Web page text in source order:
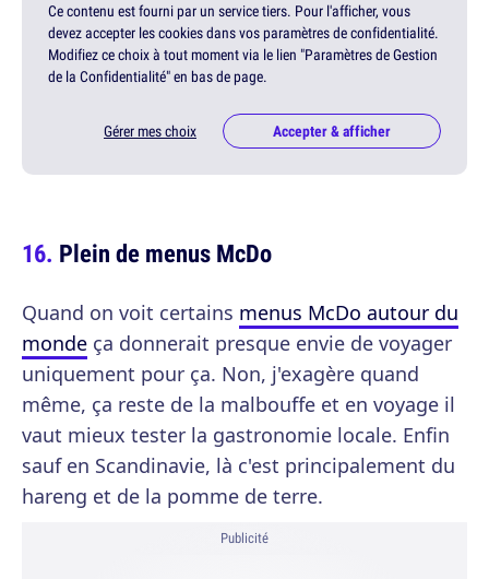
Ce contenu est fourni par un service tiers. Pour l'afficher, vous
devez accepter les cookies dans vos paramètres de confidentialité.
Modifiez ce choix à tout moment via le lien "Paramètres de Gestion
de la Confidentialité" en bas de page.
Gérer mes choix Accepter & afficher
Plein de menus McDo
Quand on voit certains menus McDo autour du
monde ça donnerait presque envie de voyager
uniquement pour ça. Non, j'exagère quand
même, ça reste de la malbouffe et en voyage il
vaut mieux tester la gastronomie locale. Enfin
sauf en Scandinavie, là c'est principalement du
hareng et de la pomme de terre.
Publicité